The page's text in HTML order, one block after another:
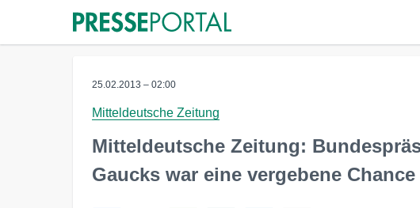
25.02.2013 – 02:00
Mitteldeutsche Zeitung
Mitteldeutsche Zeitung:
Gaucks war eine vergebene Chance